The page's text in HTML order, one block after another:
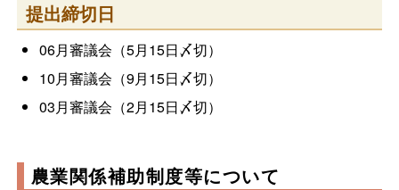
提出締切日
06月審議会（5月15日〆切）
10月審議会（9月15日〆切）
03月審議会（2月15日〆切）
農業関係補助制度等について